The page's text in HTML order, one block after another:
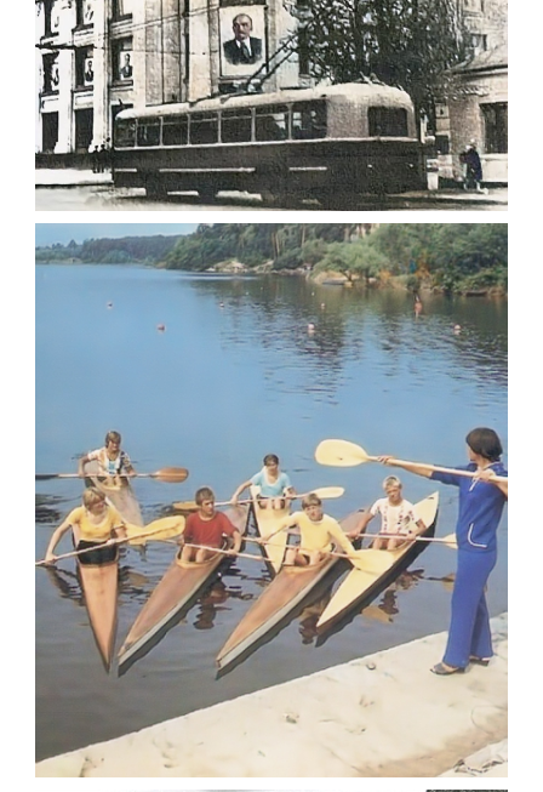
ЦЕНТРАЛЬНИЙ УНІВЕРМАГ ЖИТОМИРА
1965
Фото Житомир (1960-
1970)
Leave a comment
ФОТОГРАФІЇ ЖИТОМИРА 1982-1984 РОКІВ